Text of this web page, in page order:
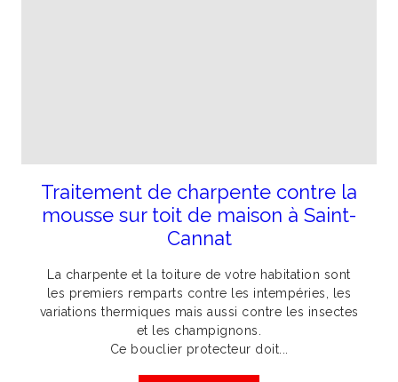
Traitement de charpente contre la
mousse sur toit de maison à Saint-
Cannat
La charpente et la toiture de votre habitation sont
les premiers remparts contre les intempéries, les
variations thermiques mais aussi contre les insectes
et les champignons.
Ce bouclier protecteur doit...